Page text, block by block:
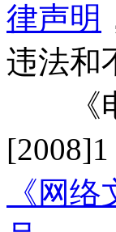
律声明
违法和
《电
《网